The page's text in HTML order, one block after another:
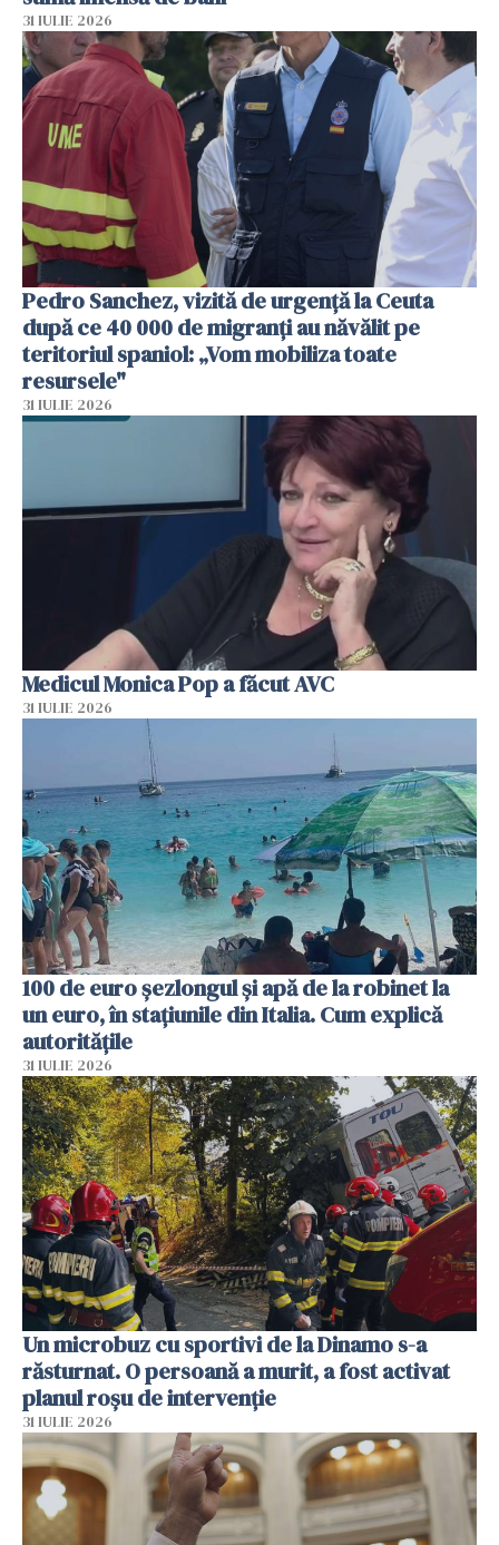
31 IULIE 2026
Pedro Sanchez, vizită de urgență la Ceuta
după ce 40 000 de migranți au năvălit pe
teritoriul spaniol: „Vom mobiliza toate
resursele"
31 IULIE 2026
Medicul Monica Pop a făcut AVC
31 IULIE 2026
100 de euro șezlongul și apă de la robinet la
un euro, în stațiunile din Italia. Cum explică
autoritățile
31 IULIE 2026
Un microbuz cu sportivi de la Dinamo s-a
răsturnat. O persoană a murit, a fost activat
planul roșu de intervenție
31 IULIE 2026